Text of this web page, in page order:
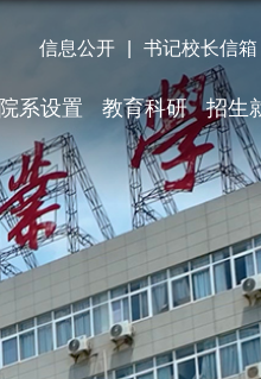
信息公开 书记校长信箱
院系设置 教育科研 招生